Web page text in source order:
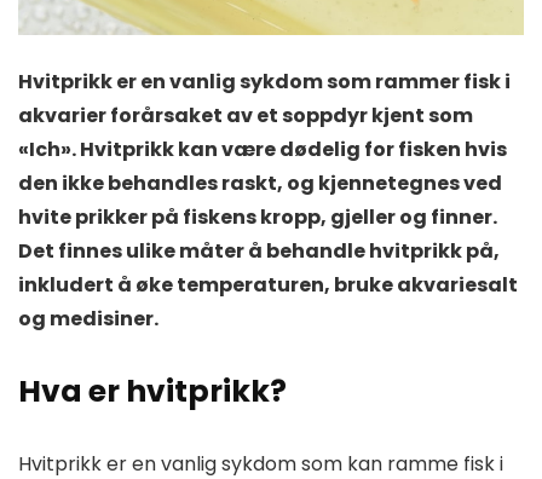
Hvitprikk er en vanlig sykdom som rammer fisk i
akvarier forårsaket av et soppdyr kjent som
«Ich». Hvitprikk kan være dødelig for fisken hvis
den ikke behandles raskt, og kjennetegnes ved
hvite prikker på fiskens kropp, gjeller og finner.
Det finnes ulike måter å behandle hvitprikk på,
inkludert å øke temperaturen, bruke akvariesalt
og medisiner.
Hva er hvitprikk?
Hvitprikk er en vanlig sykdom som kan ramme fisk i